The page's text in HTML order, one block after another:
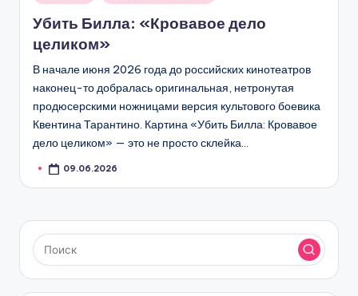
Убить Билла: «Кровавое дело
целиком»
В начале июня 2026 года до российских кинотеатров
наконец-то добралась оригинальная, нетронутая
продюсерскими ножницами версия культового боевика
Квентина Тарантино. Картина «Убить Билла: Кровавое
дело целиком» — это не просто склейка…
09.06.2026